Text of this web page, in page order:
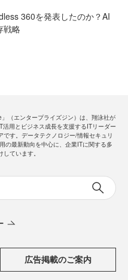
360を発表したのか？AI
戦略
」（エンタープライズジン）は、翔泳社が
活用とビジネス成長を支援するITリーダー
です。データテクノロジー/情報セキュリ
の最新動向を中心に、企業ITに関する多
ています。
広告掲載のご案内